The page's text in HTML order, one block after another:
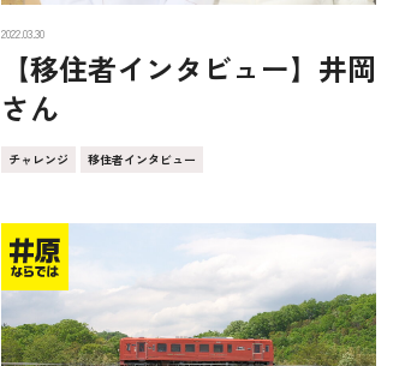
2022.03.30
【移住者インタビュー】井岡
さん
チャレンジ 移住者インタビュー